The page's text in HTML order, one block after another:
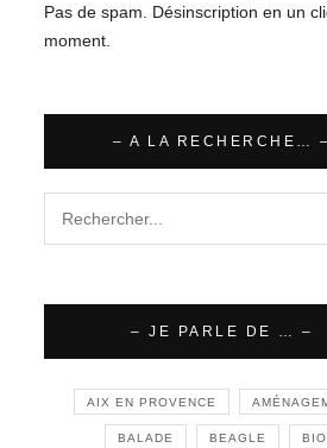
Pas de spam. Désinscription en un
moment.
– A LA RECHERCHE… –
– JE PARLE DE … –
AIX EN PROVENCE
BALADE BEAGLE BIO